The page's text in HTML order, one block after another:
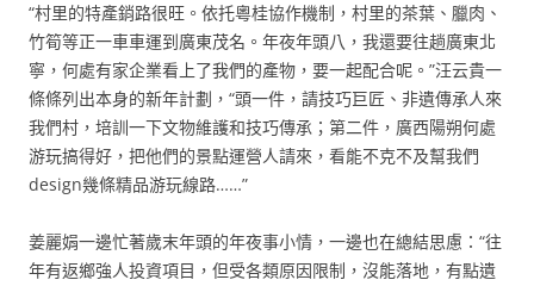
“村里的特產銷路很旺。依托粵桂協作機制，村里的茶葉、臘肉、
竹筍等正一車車運到廣東茂名。年夜年頭八，我還要往趟廣東北
寧，何處有家企業看上了我們的產物，要一起配合呢。”汪云貴一
條條列出本身的新年計劃，“頭一件，請技巧巨匠、非遺傳承人來
我們村，培訓一下文物維護和技巧傳承；第二件，廣西陽朔何處
游玩搞得好，把他們的景點運營人請來，看能不克不及幫我們
design幾條精品游玩線路……”
姜麗娟一邊忙著歲末年頭的年夜事小情，一邊也在總結思慮：“往
年有返鄉強人投資項目，但受各類原因限制，沒能落地，有點遺